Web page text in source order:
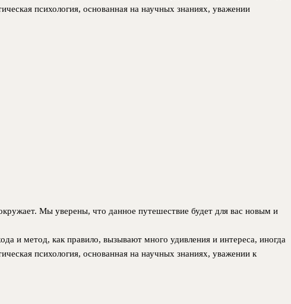
психология, основанная на научных знаниях, уважении
Мы уверены, что данное путешествие будет для вас новым и
и метод, как правило, вызывают много удивления и интереса, иногда
психология, основанная на научных знаниях, уважении к